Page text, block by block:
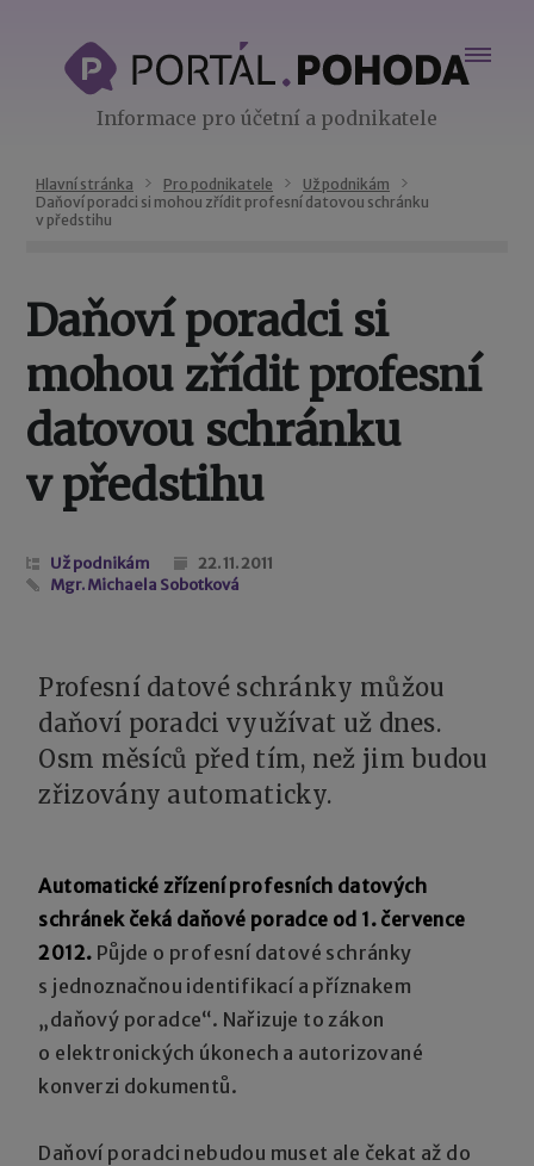
Informace pro účetní a podnikatele
Hlavní stránka Pro podnikatele
Už podnikám
Daňoví poradci si mohou zřídit profesní datovou schránku
v předstihu
Daňoví poradci si
mohou zřídit profesní
datovou schránku
v předstihu
Už podnikám
22. 11. 2011
Mgr. Michaela Sobotková
Profesní datové schránky můžou
daňoví poradci využívat už dnes.
Osm měsíců před tím, než jim budou
zřizovány automaticky.
Automatické zřízení profesních datových
schránek čeká daňové poradce od 1. července
2012. Půjde o profesní datové schránky
s jednoznačnou identifikací a příznakem
„daňový poradce“. Nařizuje to zákon
o elektronických úkonech a autorizované
konverzi dokumentů.
Daňoví poradci nebudou muset ale čekat až do